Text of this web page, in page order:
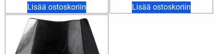
Lisää ostoskoriin Lisää ostoskoriin